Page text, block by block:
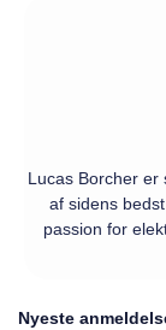
Lucas Borcher er
af sidens
passion for
Nyeste